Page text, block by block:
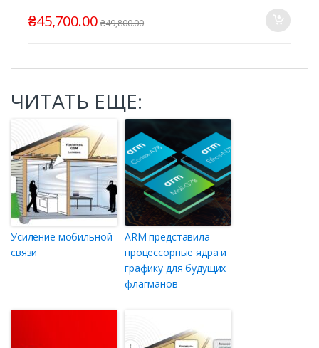
₴45,700.00 ₴49,800.00
ЧИТАТЬ ЕЩЕ:
Усиление мобильной
связи
ARM представила
процессорные ядра и
графику для будущих
флагманов